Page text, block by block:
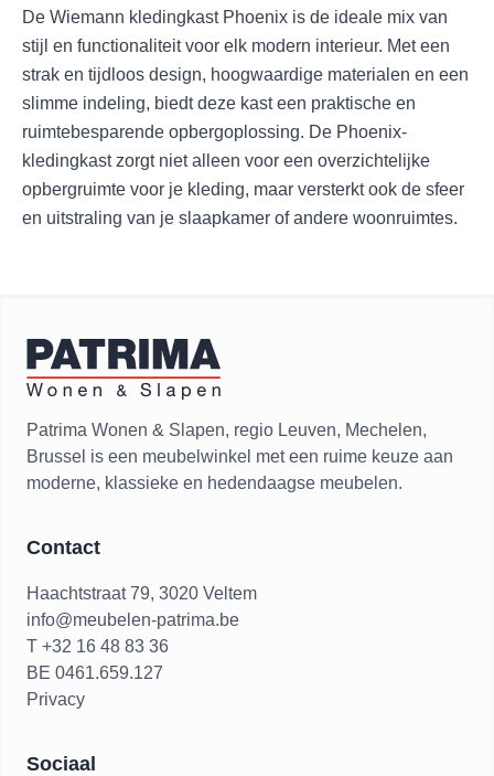
De Wiemann kledingkast Phoenix is de ideale mix van
stijl en functionaliteit voor elk modern interieur. Met een
strak en tijdloos design, hoogwaardige materialen en een
slimme indeling, biedt deze kast een praktische en
ruimtebesparende opbergoplossing. De Phoenix-
kledingkast zorgt niet alleen voor een overzichtelijke
opbergruimte voor je kleding, maar versterkt ook de sfeer
en uitstraling van je slaapkamer of andere woonruimtes.
Patrima Wonen & Slapen, regio Leuven, Mechelen,
Brussel is een meubelwinkel met een ruime keuze aan
moderne, klassieke en hedendaagse meubelen.
Contact
Haachtstraat 79, 3020 Veltem
info@meubelen-patrima.be
T +32 16 48 83 36
BE 0461.659.127
Privacy
Sociaal